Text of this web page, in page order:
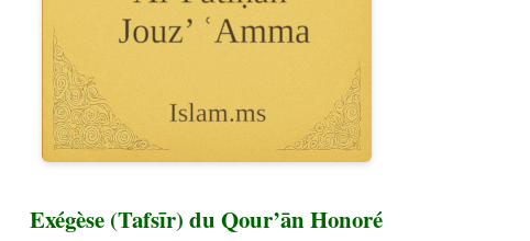
Exégèse (Tafsīr) du Qour’ān Honoré